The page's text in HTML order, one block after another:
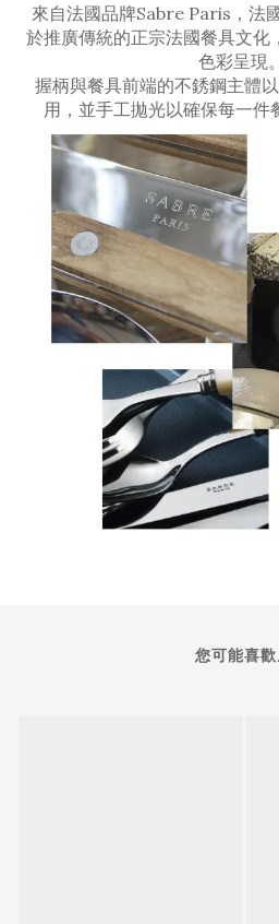
來自法國品牌Sabre Paris，法
於推廣傳統的正宗法國餐具文化
色彩呈現。
握柄與餐具前端的不銹鋼主體
用，並手工拋光以確保每一件
您可能喜歡